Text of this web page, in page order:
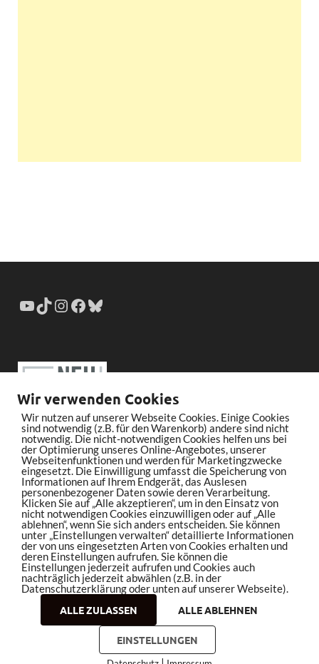
Copyright © 2026bleistiftrocker.de
Wir verwenden Cookies
Wir nutzen auf unserer Webseite Cookies. Einige Cookies
sind notwendig (z.B. für den Warenkorb) andere sind nicht
notwendig. Die nicht-notwendigen Cookies helfen uns bei
der Optimierung unseres Online-Angebotes, unserer
Webseitenfunktionen und werden für Marketingzwecke
eingesetzt. Die Einwilligung umfasst die Speicherung von
Informationen auf Ihrem Endgerät, das Auslesen
personenbezogener Daten sowie deren Verarbeitung.
Klicken Sie auf „Alle akzeptieren“, um in den Einsatz von
nicht notwendigen Cookies einzuwilligen oder auf „Alle
ablehnen“, wenn Sie sich anders entscheiden. Sie können
unter „Einstellungen verwalten“ detaillierte Informationen
der von uns eingesetzten Arten von Cookies erhalten und
deren Einstellungen aufrufen. Sie können die
Einstellungen jederzeit aufrufen und Cookies auch
nachträglich jederzeit abwählen (z.B. in der
Datenschutzerklärung oder unten auf unserer Webseite).
ALLE ZULASSEN
ALLE ABLEHNEN
EINSTELLUNGEN